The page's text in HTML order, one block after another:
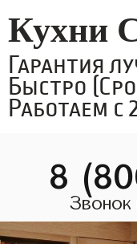
Кухни
Гарантия
Быстро
Работаем с
8
Звонок